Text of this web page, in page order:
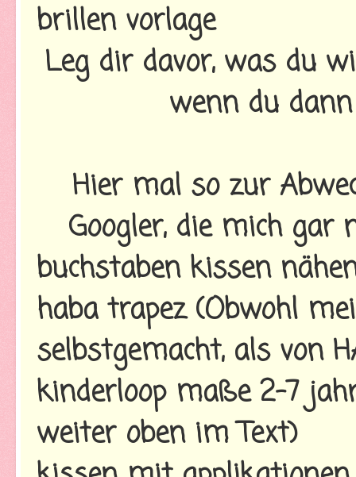
brillen vorlage
Leg dir davor, was du
wenn du
Hier mal so zur
Googler, die mich gar
buchstaben kissen
haba trapez (Obwohl
selbstgemacht, als von
kinderloop maße 2-7
weiter oben im Text)